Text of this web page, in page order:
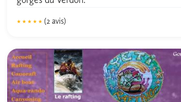
★★★★★
★★★★★ (2 avis)